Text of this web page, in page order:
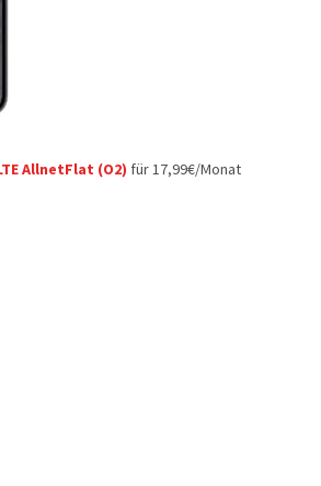
AllnetFlat (O2) für 17,99€/Monat